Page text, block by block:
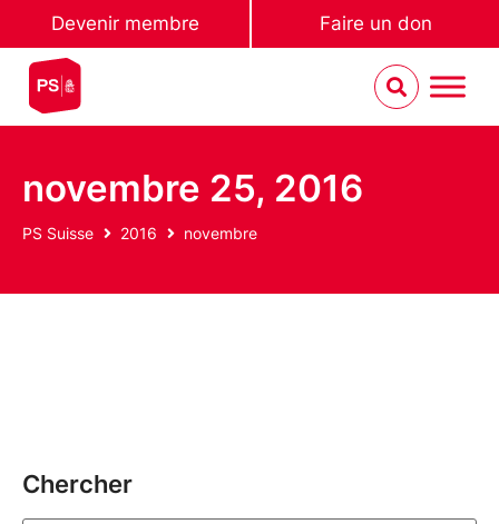
Devenir membre Faire un don
novembre 25, 2016
PS Suisse 2016 novembre
Chercher